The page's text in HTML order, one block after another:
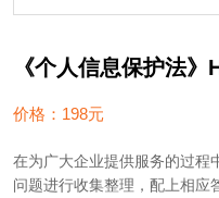
《个人信息保护法》
价格：198元
在为广大企业提供服务的过程
问题进行收集整理，配上相应